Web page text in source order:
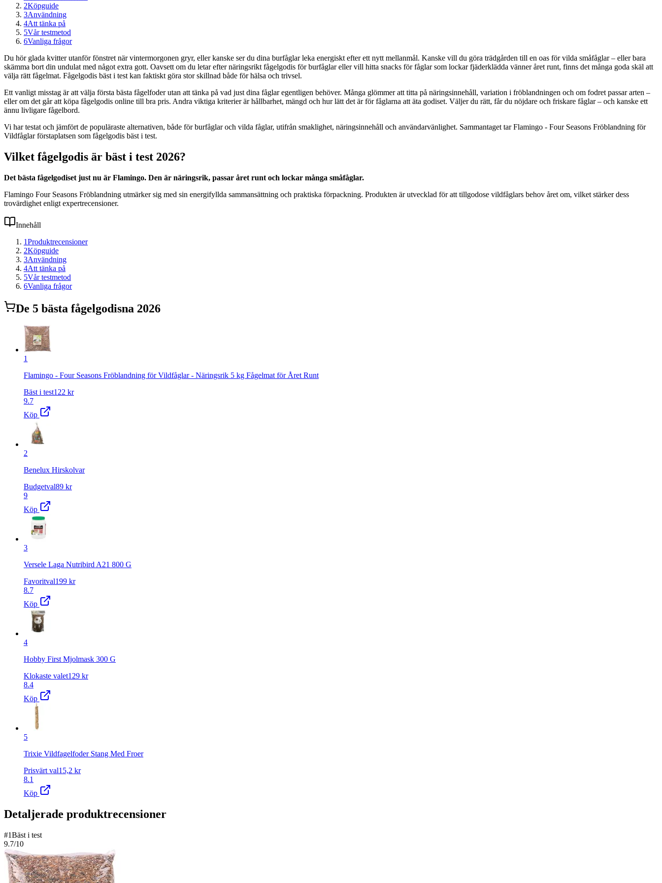
2Köpguide
3Användning
4Att tänka på
5Vår testmetod
6Vanliga frågor
Du hör glada kvitter utanför fönstret när vintermorgonen gryr, eller kanske ser du dina burfåglar leka energiskt efter ett nytt mellanmål. Kanske vill du göra trädgården till en oas för vilda småfåglar – eller bara
skämma bort din undulat med något extra gott. Oavsett om du letar efter näringsrikt fågelgodis för burfåglar eller vill hitta snacks för fåglar som lockar fjäderklädda vänner året runt, finns det många goda skäl att
välja rätt fågelmat. Fågelgodis bäst i test kan faktiskt göra stor skillnad både för hälsa och trivsel.
Ett vanligt misstag är att välja första bästa fågelfoder utan att tänka på vad just dina fåglar egentligen behöver. Många glömmer att titta på näringsinnehåll, variation i fröblandningen och om fodret passar arten –
eller om det går att köpa fågelgodis online till bra pris. Andra viktiga kriterier är hållbarhet, mängd och hur lätt det är för fåglarna att äta godiset. Väljer du rätt, får du nöjdare och friskare fåglar – och kanske ett
ännu livligare fågelbord.
Vi har testat och jämfört de populäraste alternativen, både för burfåglar och vilda fåglar, utifrån smaklighet, näringsinnehåll och användarvänlighet. Sammantaget tar Flamingo - Four Seasons Fröblandning för
Vildfåglar förstaplatsen som fågelgodis bäst i test.
Vilket fågelgodis är bäst i test 2026?
Det bästa fågelgodiset just nu är Flamingo. Den är näringsrik, passar året runt och lockar många småfåglar.
Flamingo Four Seasons Fröblandning utmärker sig med sin energifyllda sammansättning och praktiska förpackning. Produkten är utvecklad för att tillgodose vildfåglars behov året om, vilket stärker dess
trovärdighet enligt expertrecensioner.
Innehåll
1Produktrecensioner
2Köpguide
3Användning
4Att tänka på
5Vår testmetod
6Vanliga frågor
De 5 bästa fågelgodisna 2026
1
Flamingo - Four Seasons Fröblandning för Vildfåglar - Näringsrik 5 kg Fågelmat för Året Runt
Bäst i test122 kr
9.7
Köp
2
Benelux Hirskolvar
Budgetval89 kr
9
Köp
3
Versele Laga Nutribird A21 800 G
Favoritval199 kr
8.7
Köp
4
Hobby First Mjolmask 300 G
Klokaste valet129 kr
8.4
Köp
5
Trixie Vildfagelfoder Stang Med Froer
Prisvärt val15,2 kr
8.1
Köp
Detaljerade produktrecensioner
#1Bäst i test
9.7/10